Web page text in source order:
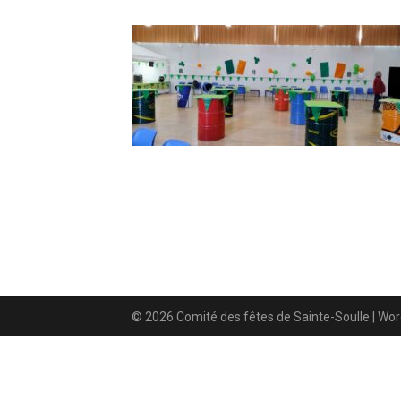
© 2026 Comité des fêtes de Sainte-Soulle |